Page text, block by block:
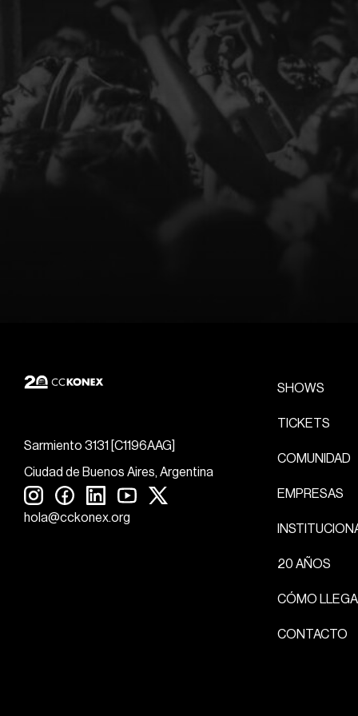
Sarmiento 3131 [C1196AAG]
Ciudad de Buenos Aires, Argentina
hola@cckonex.org
SHOWS
TICKETS
COMUNIDAD
EMPRESAS
20 AÑOS
CÓMO
CONTACTO